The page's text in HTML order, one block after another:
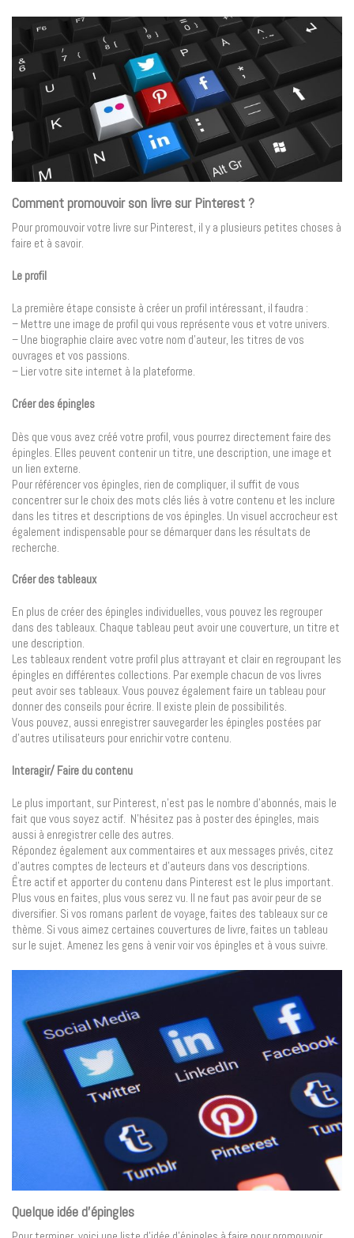
Comment promouvoir son livre sur Pinterest ?
Pour promouvoir votre livre sur Pinterest, il y a plusieurs petites choses à
faire et à savoir.
Le profil
La première étape consiste à créer un profil intéressant, il faudra :
– Mettre une image de profil qui vous représente vous et votre univers.
– Une biographie claire avec votre nom d’auteur, les titres de vos
ouvrages et vos passions.
– Lier votre site internet à la plateforme.
Créer des épingles
Dès que vous avez créé votre profil, vous pourrez directement faire des
épingles. Elles peuvent contenir un titre, une description, une image et
un lien externe.
Pour référencer vos épingles, rien de compliquer, il suffit de vous
concentrer sur le choix des mots clés liés à votre contenu et les inclure
dans les titres et descriptions de vos épingles. Un visuel accrocheur est
également indispensable pour se démarquer dans les résultats de
recherche.
Créer des tableaux
En plus de créer des épingles individuelles, vous pouvez les regrouper
dans des tableaux. Chaque tableau peut avoir une couverture, un titre et
une description.
Les tableaux rendent votre profil plus attrayant et clair en regroupant les
épingles en différentes collections. Par exemple chacun de vos livres
peut avoir ses tableaux. Vous pouvez également faire un tableau pour
donner des conseils pour écrire. Il existe plein de possibilités.
Vous pouvez, aussi enregistrer sauvegarder les épingles postées par
d’autres utilisateurs pour enrichir votre contenu.
Interagir/ Faire du contenu
Le plus important, sur Pinterest, n’est pas le nombre d’abonnés, mais le
fait que vous soyez actif. N’hésitez pas à poster des épingles, mais
aussi à enregistrer celle des autres.
Répondez également aux commentaires et aux messages privés, citez
d’autres comptes de lecteurs et d’auteurs dans vos descriptions.
Être actif et apporter du contenu dans Pinterest est le plus important.
Plus vous en faites, plus vous serez vu. Il ne faut pas avoir peur de se
diversifier. Si vos romans parlent de voyage, faites des tableaux sur ce
thème. Si vous aimez certaines couvertures de livre, faites un tableau
sur le sujet. Amenez les gens à venir voir vos épingles et à vous suivre.
Quelque idée d’épingles